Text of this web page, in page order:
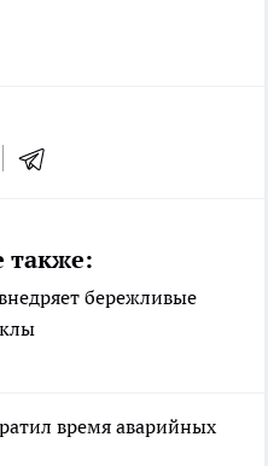
также:
бережливые
время аварийных